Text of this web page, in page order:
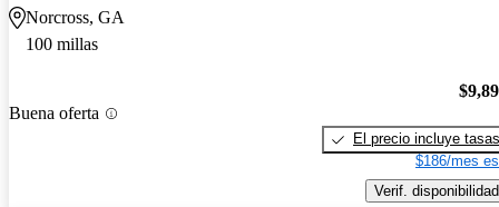
Norcross, GA
100 millas
Buena oferta
El precio incluye tasas
$186/mes
Verif. disponibilidad